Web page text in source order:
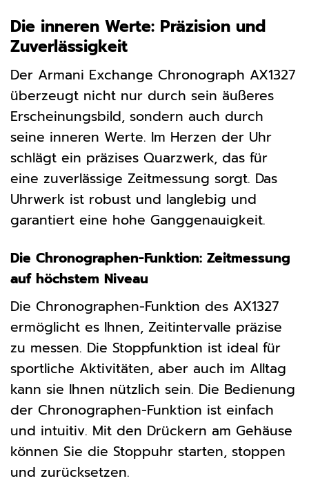
Die inneren Werte: Präzision und
Zuverlässigkeit
Der Armani Exchange Chronograph AX1327
überzeugt nicht nur durch sein äußeres
Erscheinungsbild, sondern auch durch
seine inneren Werte. Im Herzen der Uhr
schlägt ein präzises Quarzwerk, das für
eine zuverlässige Zeitmessung sorgt. Das
Uhrwerk ist robust und langlebig und
garantiert eine hohe Ganggenauigkeit.
Die Chronographen-Funktion: Zeitmessung
auf höchstem Niveau
Die Chronographen-Funktion des AX1327
ermöglicht es Ihnen, Zeitintervalle präzise
zu messen. Die Stoppfunktion ist ideal für
sportliche Aktivitäten, aber auch im Alltag
kann sie Ihnen nützlich sein. Die Bedienung
der Chronographen-Funktion ist einfach
und intuitiv. Mit den Drückern am Gehäuse
können Sie die Stoppuhr starten, stoppen
und zurücksetzen.